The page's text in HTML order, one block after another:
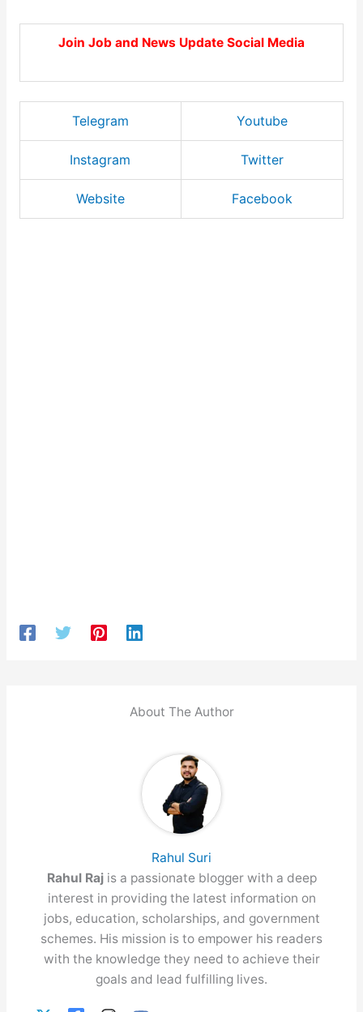
Join Job and News Update Social Media
Telegram Youtube
Instagram Twitter
Website Facebook
About The Author
Rahul Suri
Rahul Raj is a passionate blogger with a deep
interest in providing the latest information on
jobs, education, scholarships, and government
schemes. His mission is to empower his readers
with the knowledge they need to achieve their
goals and lead fulfilling lives.